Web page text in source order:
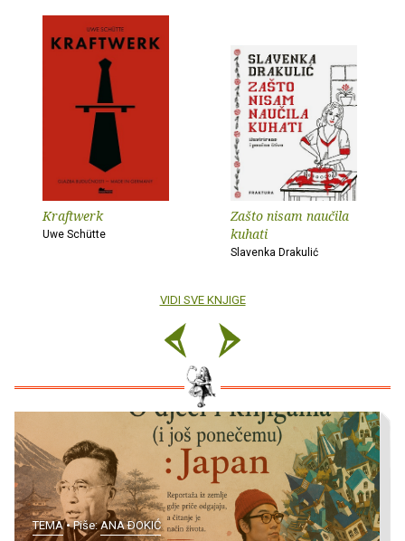
Kraftwerk
Uwe Schütte
Zašto nisam naučila
kuhati
Slavenka Drakulić
VIDI SVE KNJIGE
TEMA• Piše:ANA ÐOKIĆ